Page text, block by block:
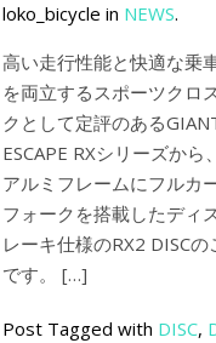
loko_bicycle in NEWS.
高い走行性能と快適な乗
を両立するスポーツクロ
クとして定評のある
ESCAPE RXシリーズから
アルミフレームにフルカ
フォークを搭載したディ
レーキ仕様のRX2 DISCの
です。 […]
Post Tagged with DISC,